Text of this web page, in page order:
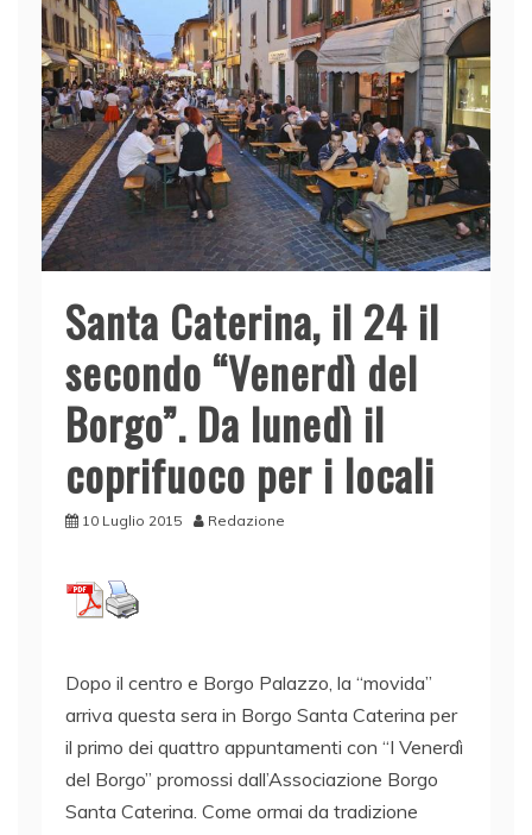
Santa Caterina, il 24 il
secondo “Venerdì del
Borgo”. Da lunedì il
coprifuoco per i locali
10 Luglio 2015 Redazione
Dopo il centro e Borgo Palazzo, la “movida”
arriva questa sera in Borgo Santa Caterina per
il primo dei quattro appuntamenti con “I Venerdì
del Borgo” promossi dall’Associazione Borgo
Santa Caterina. Come ormai da tradizione